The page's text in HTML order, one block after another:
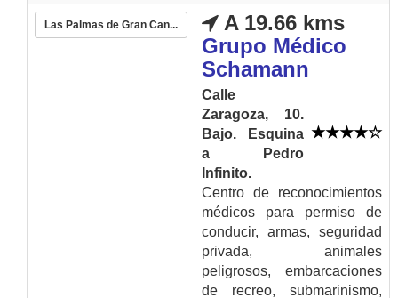
Las Palmas de Gran Can...
A 19.66 kms
Grupo Médico
Schamann
Calle
Zaragoza, 10.
Bajo. Esquina
a Pedro
Infinito.
Centro de reconocimientos
médicos para permiso de
conducir, armas, seguridad
privada, animales
peligrosos, embarcaciones
de recreo, submarinismo,